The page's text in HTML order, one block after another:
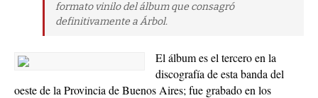
formato vinilo del álbum que consagró
definitivamente a Árbol.
El álbum es el tercero en la
discografía de esta banda del
oeste de la Provincia de Buenos Aires; fue grabado en los